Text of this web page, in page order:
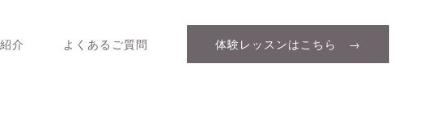
介 よくあるご質問 体験レッスンはこちら →